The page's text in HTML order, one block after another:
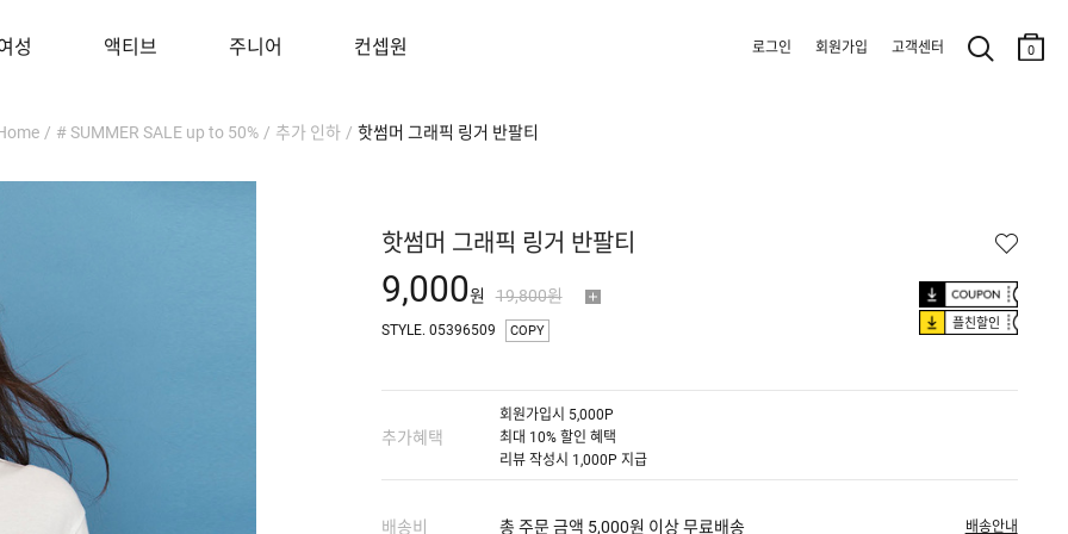
성 액티브 주니어 컨셉원 로그인 회원가입 고객센터 0
/ # SUMMER SALE up to 50% / 추가 인하 / 핫썸머 그래픽 링거 반팔티
핫썸머 그래픽 링거 반팔티
9,000원 19,800원
플친할인
STYLE. 05396509 COPY
추가혜택
회원가입시 5,000P
최대 10% 할인 혜택
리뷰 작성시 1,000P 지급
배송비 총 주문 금액 5,000원 이상 무료배송 배송안내